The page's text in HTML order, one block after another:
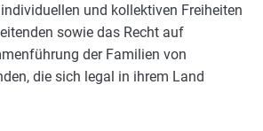
und kollektiven Freiheiten
sowie das Recht auf
der Familien von
die sich legal in ihrem Land